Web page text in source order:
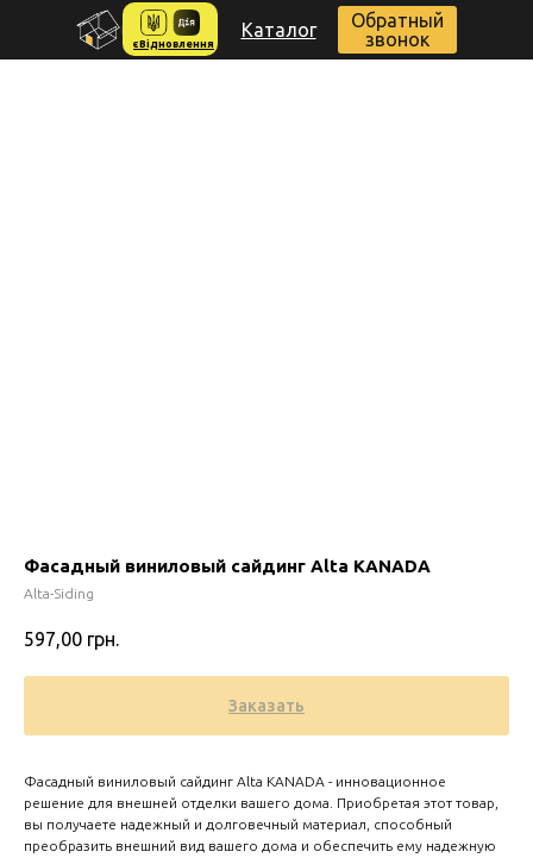
Каталог
Обратный
звонок
єВідновлення
Фасадный виниловый сайдинг Alta KANADA
Alta-Siding
597,00 грн.
Заказать
Фасадный виниловый сайдинг Alta KANADA - инновационное
решение для внешней отделки вашего дома. Приобретая этот товар,
вы получаете надежный и долговечный материал, способный
преобразить внешний вид вашего дома и обеспечить ему надежную